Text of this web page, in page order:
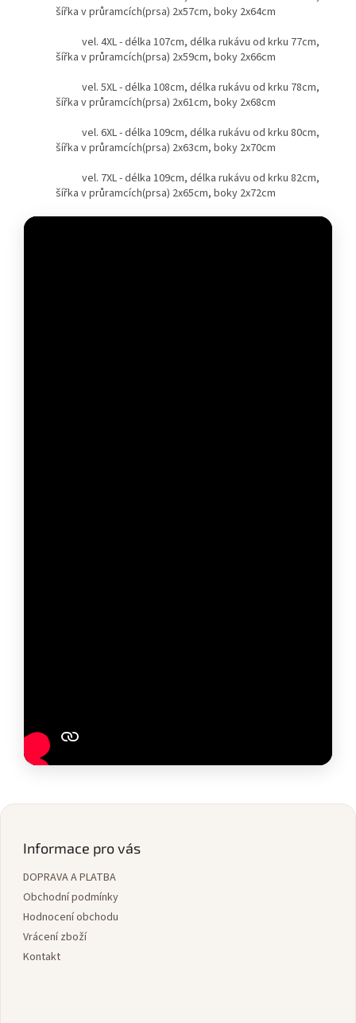
šířka v průramcích(prsa) 2x57cm, boky 2x64cm
vel. 4XL - délka 107cm, délka rukávu od krku 77cm,
šířka v průramcích(prsa) 2x59cm, boky 2x66cm
vel. 5XL - délka 108cm, délka rukávu od krku 78cm,
šířka v průramcích(prsa) 2x61cm, boky 2x68cm
vel. 6XL - délka 109cm, délka rukávu od krku 80cm,
šířka v průramcích(prsa) 2x63cm, boky 2x70cm
vel. 7XL - délka 109cm, délka rukávu od krku 82cm,
šířka v průramcích(prsa) 2x65cm, boky 2x72cm
Z
Informace pro vás
DOPRAVA A PLATBA
Obchodní podmínky
Hodnocení obchodu
Vrácení zboží
Kontakt